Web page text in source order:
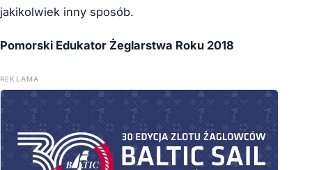
jakikolwiek inny sposób.
Pomorski Edukator Żeglarstwa Roku 2018
REKLAMA